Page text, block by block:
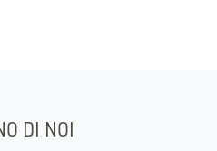
DI NOI